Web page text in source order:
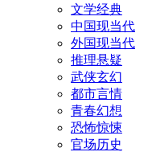
文学经典
中国现当代
外国现当代
推理悬疑
武侠玄幻
都市言情
青春幻想
恐怖惊悚
官场历史